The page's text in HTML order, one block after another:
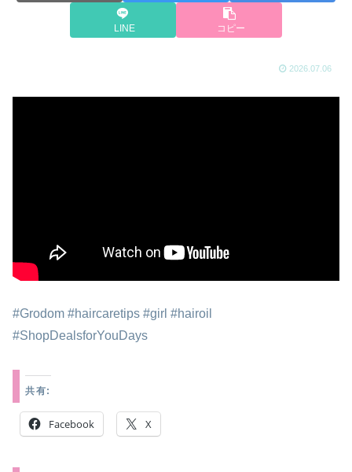
LINE コピー
2026.07.06
#Grodom #haircaretips #girl #hairoil
#ShopDealsforYouDays
共有:
Facebook X